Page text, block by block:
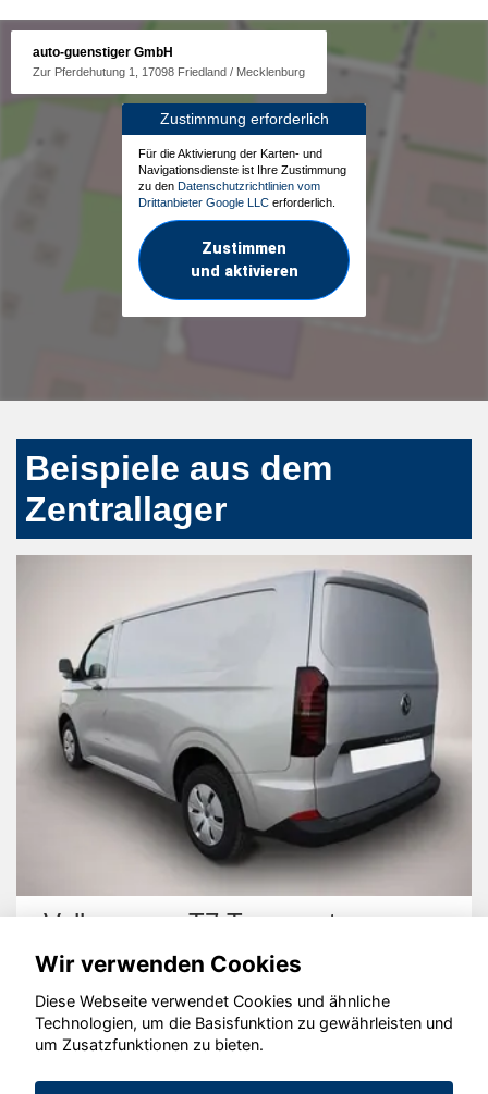
auto-guenstiger GmbH
Zur Pferdehutung 1, 17098 Friedland / Mecklenburg
Zustimmung erforderlich
Für die Aktivierung der Karten- und
Navigationsdienste ist Ihre Zustimmung
zu den Datenschutzrichtlinien vom
Drittanbieter Google LLC erforderlich.
Zustimmen
und aktivieren
Beispiele aus dem
Zentrallager
Volkswagen T7 Transporter
© konjunkturmotor.de GmbH 2020 - 2026
Wir verwenden Cookies
Diese Webseite verwendet Cookies und ähnliche
Technologien, um die Basisfunktion zu gewährleisten und
um Zusatzfunktionen zu bieten.